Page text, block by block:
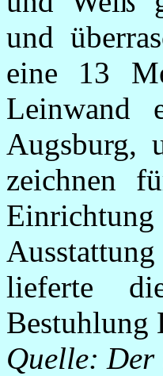
und
eine 13
Leinwand
Augsburg,
zeichnen
lieferte
Bestuhlung
Quelle: Der